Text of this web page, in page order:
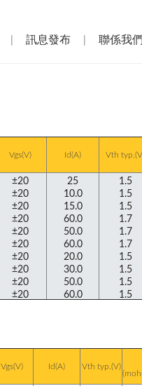
訊息發布 聯係我們
Vgs(V) Id(A) Vth
Vgs(V) Id(A) Vth typ.(V)